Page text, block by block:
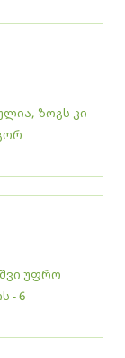
ზოგს კი
უფრო
- 6